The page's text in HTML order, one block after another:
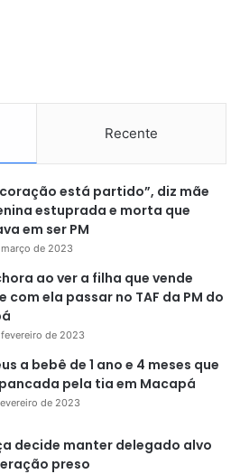
Recente
está partido”, diz mãe
estuprada e morta que
em ser PM
de 2023
ao ver a filha que vende
com ela passar no TAF da PM do
de 2023
a bebê de 1 ano e 4 meses que
pela tia em Macapá
de 2023
decide manter delegado alvo
preso